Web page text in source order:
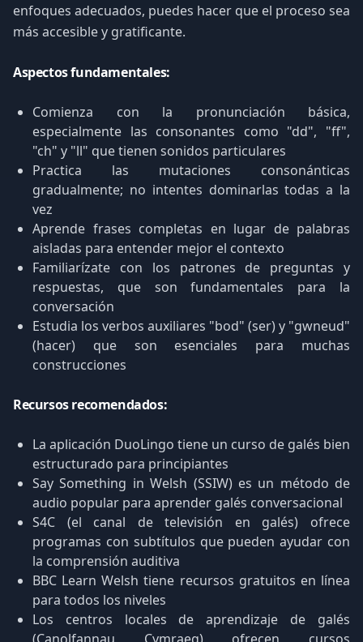
enfoques adecuados, puedes hacer que el proceso sea
más accesible y gratificante.
Aspectos fundamentales:
Comienza con la pronunciación básica,
especialmente las consonantes como "dd", "ff",
"ch" y "ll" que tienen sonidos particulares
Practica las mutaciones consonánticas
gradualmente; no intentes dominarlas todas a la
vez
Aprende frases completas en lugar de palabras
aisladas para entender mejor el contexto
Familiarízate con los patrones de preguntas y
respuestas, que son fundamentales para la
conversación
Estudia los verbos auxiliares "bod" (ser) y "gwneud"
(hacer) que son esenciales para muchas
construcciones
Recursos recomendados:
La aplicación DuoLingo tiene un curso de galés bien
estructurado para principiantes
Say Something in Welsh (SSIW) es un método de
audio popular para aprender galés conversacional
S4C (el canal de televisión en galés) ofrece
programas con subtítulos que pueden ayudar con
la comprensión auditiva
BBC Learn Welsh tiene recursos gratuitos en línea
para todos los niveles
Los centros locales de aprendizaje de galés